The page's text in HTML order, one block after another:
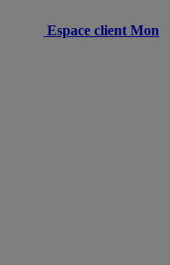
Espace client Mon